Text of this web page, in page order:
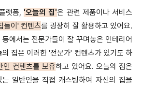
랫폼, '오늘의 집'은 관련 제품이나 서비스
들이' 컨텐츠를 굉장히 잘 활용하고 있어요.
에서는 전문가들이 잘 꾸며놓은 인테리어
집은 이러한 '전문가' 컨텐츠가 있기도 하
인 컨텐츠를 보유하고 있어요. 오늘의 집은
일반인을 직접 캐스팅하여 자신의 집을